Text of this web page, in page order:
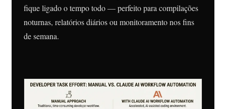
fique ligado o tempo todo — perfeito para compilações
noturnas, relatórios diários ou monitoramento nos fins
de semana.